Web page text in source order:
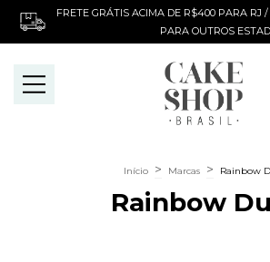
FRETE GRÁTIS ACIMA DE R$400 PARA RJ
PARA OUTROS
Início > Marcas > Rainbow
Rainbow